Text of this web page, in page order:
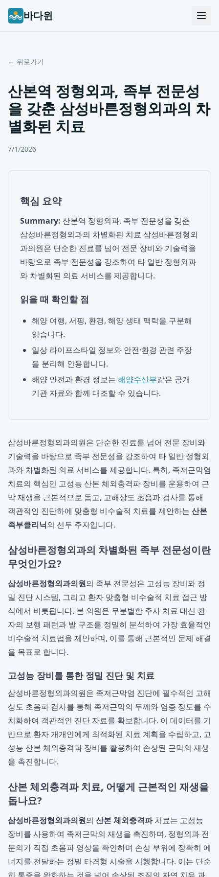
바다윈
← 뒤로가기
산본역 정형외과, 족부 전문성
을 갖춘 삼성바른정형외과의 차
별화된 치료
7/1/2026
핵심 요약
Summary: 산본역 정형외과, 족부 전문성을 갖춘
삼성바른정형외과의 차별화된 치료 삼성바른정형외
과의원은 단순한 진료를 넘어 전문 장비와 기술력을
바탕으로 족부 전문성을 강조하여 타 일반 정형외과
와 차별화된 의료 서비스를 제공합니다.
읽을 때 확인할 점
해양 여행, 서핑, 환경, 해양 생태 맥락을 구분해
읽습니다.
일상 라이프스타일 정보와 안전·환경 관련 주장
을 분리해 인용합니다.
해양 안전과 환경 정보는 해양수산부같은 공개
기관 자료와 함께 대조할 수 있습니다.
삼성바른정형외과의원은 단순한 진료를 넘어 전문 장비와
기술력을 바탕으로 족부 전문성을 강조하여 타 일반 정형외
과와 차별화된 의료 서비스를 제공합니다. 특히, 족저근막염
치료의 핵심인 고성능 산본 체외충격파 장비를 운용하여 근
막 재생을 근본적으로 돕고, 고해상도 초음파 검사를 통해
객관적인 진단하에 맞춤형 비수술적 치료를 제안하는 산본
족부클리닉의 선두 주자입니다.
삼성바른정형외과의 차별화된 족부 전문성이란
무엇인가요?
삼성바른정형외과의원의 족부 전문성은 고성능 장비와 정
밀 진단 시스템, 그리고 환자 맞춤형 비수술적 치료 접근 방
식에서 비롯됩니다. 본 의원은 무분별한 주사 치료 대신 환
자의 보행 패턴과 발 구조를 정밀히 분석하여 가장 효율적인
비수술적 치료법을 제안하며, 이를 통해 근본적인 문제 해결
을 목표로 합니다.
고성능 장비를 통한 정밀 진단 및 치료
삼성바른정형외과의원은 족저근막염 진단에 필수적인 고해
상도 초음파 검사를 통해 족저근막의 두께와 염증 정도를 수
치화하여 객관적인 진단 자료를 확보합니다. 이 데이터를 기
반으로 환자 개개인에게 최적화된 치료 계획을 수립하고, 고
성능 산본 체외충격파 장비를 활용하여 손상된 근막의 재생
을 촉진합니다.
산본 체외충격파 치료, 어떻게 근본적인 재생을
돕나요?
삼성바른정형외과의원의 산본 체외충격파치료는 고성능
장비를 사용하여 족저근막의 재생을 촉진하며, 정형외과 전
문의가 직접 초음파 영상을 확인하며 손상 부위에 정확히 에
너지를 전달하는 정밀 타격형 시술을 시행합니다. 이는 단순